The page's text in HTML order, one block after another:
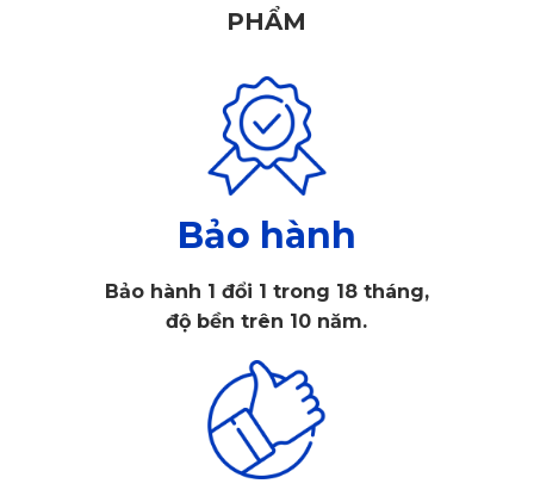
Giúp nhiệt độ bên trong xe được giảm thiểu hiệu
Dòng rèm dành cho ô tô Hyundai Veloster được nhà sản
xuất với tính năng ngăn được một lượng lớn nhiệt ở bên
ngoài. Điều này giúp khoang lái được giảm nhiệt độ một
cách đáng kể và tạo không gian mát mẻ cho người lái xe.
Bạn sẽ không còn ngần ngại trong việc di chuyển vào thời
PHẨM
Bảo hành
Bảo hành 1 đổi 1 trong 18 tháng,
độ bền trên 10 năm.